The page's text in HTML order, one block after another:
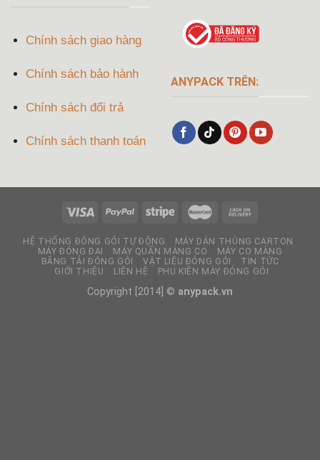
Chính sách giao hàng
Chính sách bảo hành
Chính sách đổi trả
Chính sách thanh toán
ANYPACK TRÊN:
HỆ THỐNG ĐÓNG GÓI TỰ ĐỘNG
MÁY DÁN THÙNG CARTON
MÁY ĐÓNG ĐAI
MÁY QUẤN MÀNG CO
MÁY CO MÀNG
BĂNG TẢI ĐÓNG GÓI
VẬT LIỆU ĐÓNG GÓI
TIN TỨC
GIỚI THIỆU
LIÊN HỆ PHỤ KIỆN MÁY ĐÓNG GÓI
Copyright [2014] © anypack.vn